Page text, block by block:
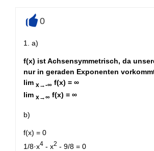
0
1. a)
f(x) ist Achsensymmetrisch, da
nur in geraden Exponenten
lim x→-∞ f(x) = ∞
lim x→∞ f(x) = ∞
b)
f(x) = 0
1/8·x4 - x2 - 9/8 = 0